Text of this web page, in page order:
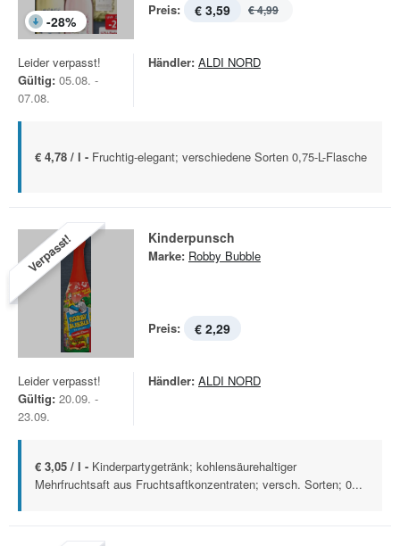
-28%
Preis: € 3,59 € 4,99
Leider verpasst!
Gültig: 05.08. -
07.08.
Händler: ALDI NORD
€ 4,78 / l - Fruchtig-elegant; verschiedene Sorten 0,75-L-Flasche
Verpasst! Kinderpunsch
Marke: Robby Bubble
Preis: € 2,29
Leider verpasst!
Gültig: 20.09. -
23.09.
Händler: ALDI NORD
€ 3,05 / l - Kinderpartygetränk; kohlensäurehaltiger
Mehrfruchtsaft aus Fruchtsaftkonzentraten; versch. Sorten; 0...